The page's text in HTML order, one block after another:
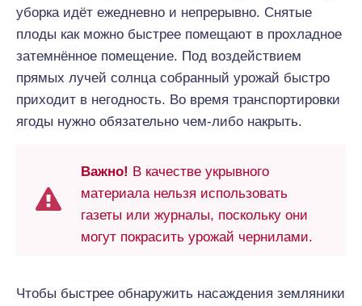
уборка идёт ежедневно и непрерывно. Снятые
плоды как можно быстрее помещают в прохладное
затемнённое помещение. Под воздействием
прямых лучей солнца собранный урожай быстро
приходит в негодность. Во время транспортировки
ягоды нужно обязательно чем-либо накрыть.
Важно! В качестве укрывного
материала нельзя использовать
газеты или журналы, поскольку они
могут покрасить урожай чернилами.
Чтобы быстрее обнаружить насаждения земляники